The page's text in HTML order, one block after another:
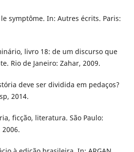
le symptôme. In: Autres écrits. Paris:
livro 18: de um discurso que
Rio de Janeiro: Zahar, 2009.
deve ser dividida em pedaços?
2014.
ficção, literatura. São Paulo: